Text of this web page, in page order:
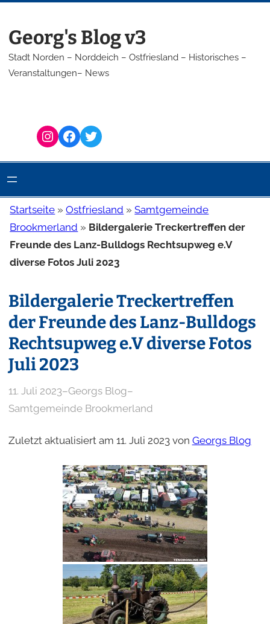
springen
Georg's Blog v3
Stadt Norden – Norddeich – Ostfriesland – Historisches –
Veranstaltungen– News
Instagram Facebook Twitter
Startseite »Ostfriesland »Samtgemeinde
Brookmerland » Bildergalerie Treckertreffen der
Freunde des Lanz-Bulldogs Rechtsupweg e.V
diverse Fotos Juli 2023
Bildergalerie Treckertreffen
der Freunde des Lanz-Bulldogs
Rechtsupweg e.V diverse Fotos
Juli 2023
11. Juli 2023–Georgs Blog–
Samtgemeinde Brookmerland
Zuletzt aktualisiert am 11. Juli 2023 von Georgs Blog